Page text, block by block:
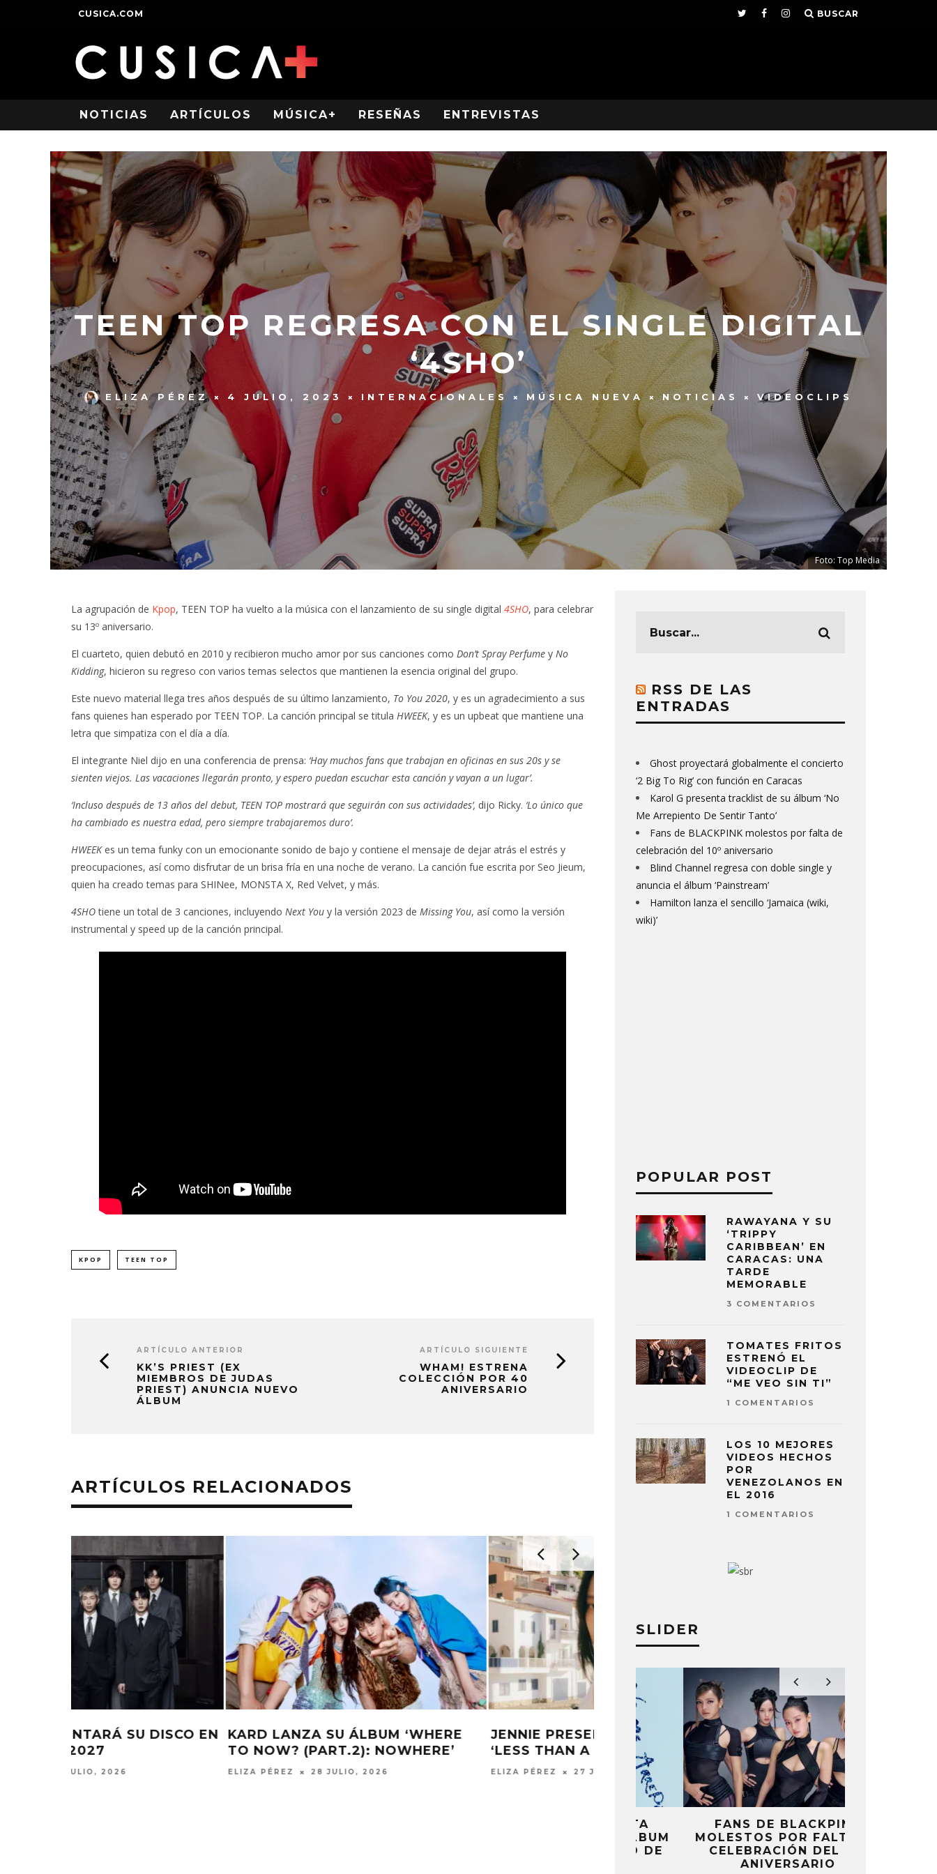
CUSICA.COM BUSCAR
NOTICIAS ARTÍCULOS MÚSICA+ RESEÑAS ENTREVISTAS
TEEN TOP REGRESA CON EL SINGLE DIGITAL
‘4SHO’
ELIZA PÉREZ 4 JULIO, 2023 INTERNACIONALES MÚSICA NUEVA NOTICIAS VIDEOCLIPS
Foto: Top Media
La agrupación de Kpop, TEEN TOP ha vuelto a la música con el lanzamiento de su single digital 4SHO, para celebrar
su 13º aniversario.
El cuarteto, quien debutó en 2010 y recibieron mucho amor por sus canciones como Don’t Spray Perfume y No
Kidding, hicieron su regreso con varios temas selectos que mantienen la esencia original del grupo.
Este nuevo material llega tres años después de su último lanzamiento, To You 2020, y es un agradecimiento a sus
fans quienes han esperado por TEEN TOP. La canción principal se titula HWEEK, y es un upbeat que mantiene una
letra que simpatiza con el día a día.
El integrante Niel dijo en una conferencia de prensa: ‘Hay muchos fans que trabajan en oficinas en sus 20s y se
sienten viejos. Las vacaciones llegarán pronto, y espero puedan escuchar esta canción y vayan a un lugar’.
‘Incluso después de 13 años del debut, TEEN TOP mostrará que seguirán con sus actividades’, dijo Ricky. ‘Lo único que
ha cambiado es nuestra edad, pero siempre trabajaremos duro’.
HWEEKes un tema funky con un emocionante sonido de bajo y contiene el mensaje de dejar atrás el estrés y
preocupaciones, así como disfrutar de un brisa fría en una noche de verano. La canción fue escrita por Seo Jieum,
quien ha creado temas para SHINee, MONSTA X, Red Velvet, y más.
4SHOtiene un total de 3 canciones, incluyendo Next You y la versión 2023 de Missing You, así como la versión
instrumental y speed up de la canción principal.
KPOP TEEN TOP
ARTÍCULO ANTERIOR
KK’S PRIEST (EX
MIEMBROS DE JUDAS
PRIEST) ANUNCIA NUEVO
ÁLBUM
ARTÍCULO SIGUIENTE
WHAM! ESTRENA
COLECCIÓN POR 40
ANIVERSARIO
ARTÍCULOS RELACIONADOS
KARD LANZA SU ÁLBUM ‘WHERE
TO NOW? (PART.2): NOWHERE’
ELIZA PÉREZ 28 JULIO, 2026
JENNIE PRESENTA EL SENCILLO
‘LESS THAN A LOVER’
ELIZA PÉREZ 27 JULIO, 2026
RSS DE LAS
ENTRADAS
Ghost proyectará globalmente el concierto
‘2 Big To Rig’ con función en Caracas
Karol G presenta tracklist de su álbum ‘No
Me Arrepiento De Sentir Tanto’
Fans de BLACKPINK molestos por falta de
celebración del 10º aniversario
Blind Channel regresa con doble single y
anuncia el álbum ‘Painstream’
Hamilton lanza el sencillo ‘Jamaica (wiki,
wiki)’
POPULAR POST
RAWAYANA Y SU
‘TRIPPY
CARIBBEAN’ EN
CARACAS: UNA
TARDE
MEMORABLE
3 COMENTARIOS
TOMATES FRITOS
ESTRENÓ EL
VIDEOCLIP DE
“ME VEO SIN TI”
1 COMENTARIOS
LOS 10 MEJORES
VIDEOS HECHOS
POR
VENEZOLANOS EN
EL 2016
1 COMENTARIOS
SLIDER
FANS DE BLACKPINK
MOLESTOS POR FALTA DE
CELEBRACIÓN DEL 10º
ANIVERSARIO